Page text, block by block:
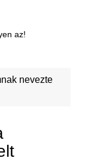
az!
nevezte